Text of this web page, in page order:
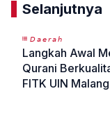
Selanjutnya
𝘋𝘢𝘦𝘳𝘢𝘩
Langkah Awal
Qurani
FITK UIN